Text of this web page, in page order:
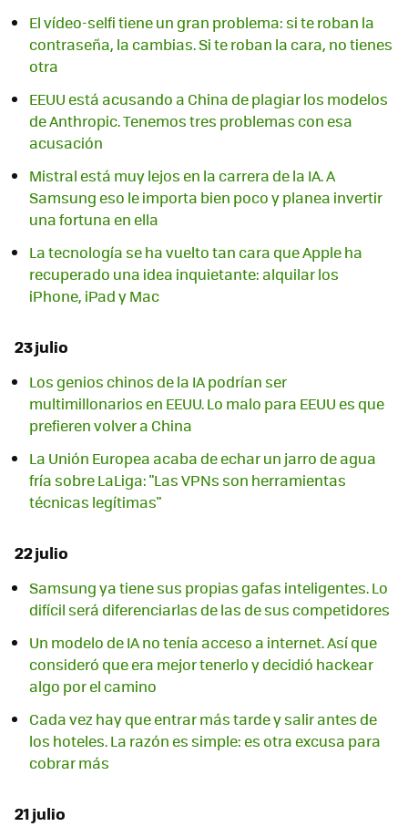
El vídeo-selfi tiene un gran problema: si te roban la
contraseña, la cambias. Si te roban la cara, no tienes
otra
EEUU está acusando a China de plagiar los modelos
de Anthropic. Tenemos tres problemas con esa
acusación
Mistral está muy lejos en la carrera de la IA. A
Samsung eso le importa bien poco y planea invertir
una fortuna en ella
La tecnología se ha vuelto tan cara que Apple ha
recuperado una idea inquietante: alquilar los
iPhone, iPad y Mac
23 julio
Los genios chinos de la IA podrían ser
multimillonarios en EEUU. Lo malo para EEUU es que
prefieren volver a China
La Unión Europea acaba de echar un jarro de agua
fría sobre LaLiga: "Las VPNs son herramientas
técnicas legítimas"
22 julio
Samsung ya tiene sus propias gafas inteligentes. Lo
difícil será diferenciarlas de las de sus competidores
Un modelo de IA no tenía acceso a internet. Así que
consideró que era mejor tenerlo y decidió hackear
algo por el camino
Cada vez hay que entrar más tarde y salir antes de
los hoteles. La razón es simple: es otra excusa para
cobrar más
21 julio